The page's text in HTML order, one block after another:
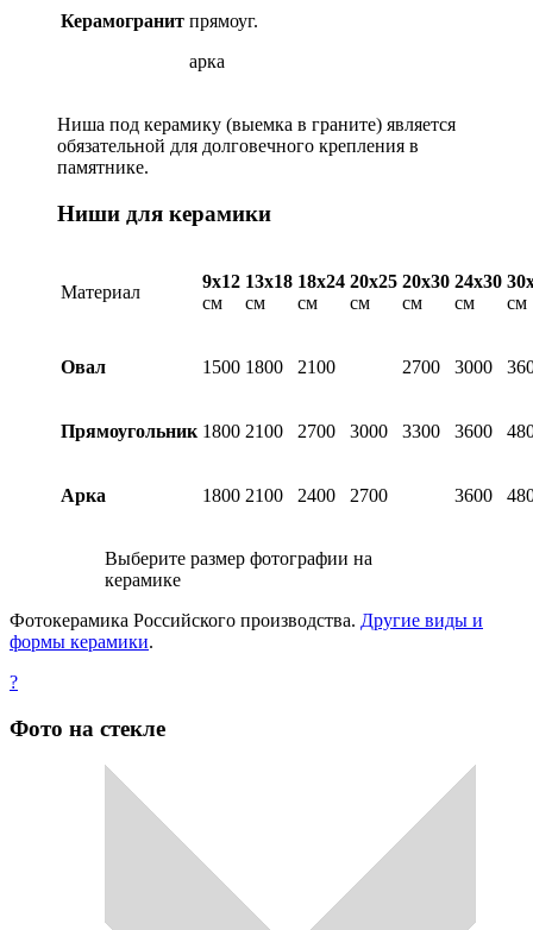
Керамогранит прямоуг.
арка
Ниша под керамику (выемка в граните) является
обязательной для долговечного крепления в
памятнике.
Ниши для керамики
Материал
9х12
см
13х18
см
18х24
см
20х25
см
20х30
см
24х30
см
см
Овал 1500 1800 2100 2700 3000
Прямоугольник 1800 2100 2700 3000 3300 3600
Арка 1800 2100 2400 2700 3600
Выберите размер фотографии на
керамике
Фотокерамика Российского производства. Другие виды и
формы керамики.
?
Фото на стекле